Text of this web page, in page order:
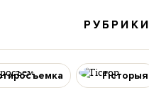
РУБРИКИ
Гісторыя